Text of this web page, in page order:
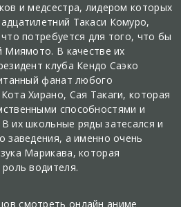
и медсестра, лидером которых
Такаси Комуро,
потребуется для того, что бы
Миямото. В качестве их
клуба Кендо Саэко
фанат любого
Хирано, Сая Такаги, которая
способностями и
их школьные ряды затесался и
заведения, а именно очень
Марикава, которая
водителя.